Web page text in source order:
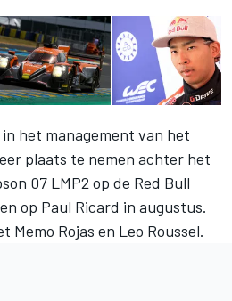
het management van het
plaats te nemen achter het
07 LMP2 op de Red Bull
op Paul Ricard in augustus.
Memo Rojas en Leo Roussel.